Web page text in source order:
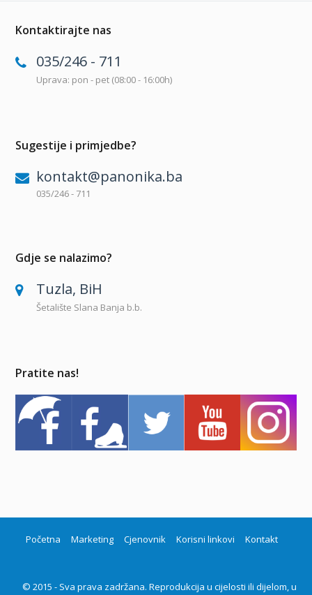
Kontaktirajte nas
035/246 - 711
Uprava: pon - pet (08:00 - 16:00h)
Sugestije i primjedbe?
kontakt@panonika.ba
035/246 - 711
Gdje se nalazimo?
Tuzla, BiH
Šetalište Slana Banja b.b.
Pratite nas!
Početna Marketing Cjenovnik Korisni linkovi Kontakt
© 2015 - Sva prava zadržana. Reprodukcija u cijelosti ili dijelom, u